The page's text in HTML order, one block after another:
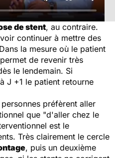
de stent, au contraire.
continuer à mettre des
la mesure où le patient
de revenir très
le lendemain. Si
J +1 le patient retourne
préfèrent aller
que "d'aller chez le
est le
Très clairement le cercle
, puis un deuxième